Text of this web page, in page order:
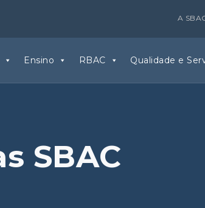
A
Ensino RBAC Qualidade e
SBAC